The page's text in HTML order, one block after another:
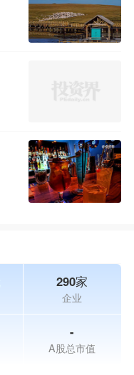
290家
企业
-
A股总市值